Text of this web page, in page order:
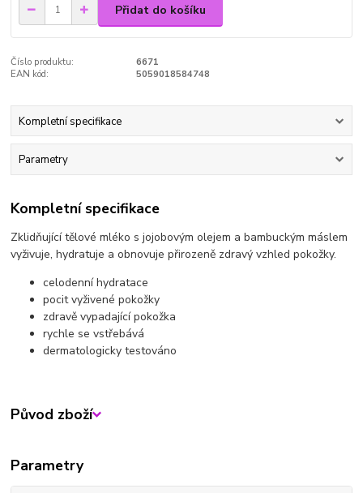
Přidat do košíku
Číslo produktu:
6671
EAN kód:
5059018584748
Kompletní specifikace
Parametry
Kompletní specifikace
Zklidňující tělové mléko s jojobovým olejem a bambuckým máslem
vyživuje, hydratuje a obnovuje přirozeně zdravý vzhled pokožky.
celodenní hydratace
pocit vyživené pokožky
zdravě vypadající pokožka
rychle se vstřebává
dermatologicky testováno
Původ zboží
Parametry